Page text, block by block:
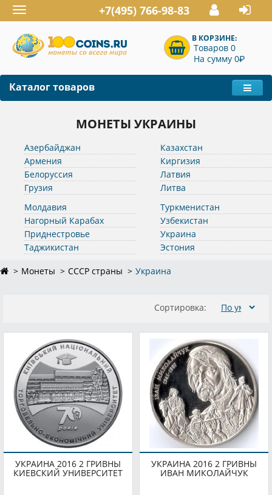
Toggle
navigation
+7(495) 766-98-83
В КОРЗИНЕ:
Товаров 0
На сумму 0P
Каталог товаров
МОНЕТЫ УКРАИНЫ
Азербайджан
Армения
Белоруссия
Грузия
Казахстан
Киргизия
Латвия
Литва
Молдавия
Нагорный Карабах
Приднестровье
Таджикистан
Туркменистан
Узбекистан
Украина
Эстония
Монеты СССР страны Украина
Сортировка:
УКРАИНА 2016 2 ГРИВНЫ
КИЕВСКИЙ УНИВЕРСИТЕТ
УКРАИНА 2016 2 ГРИВНЫ
ИВАН МИКОЛАЙЧУК